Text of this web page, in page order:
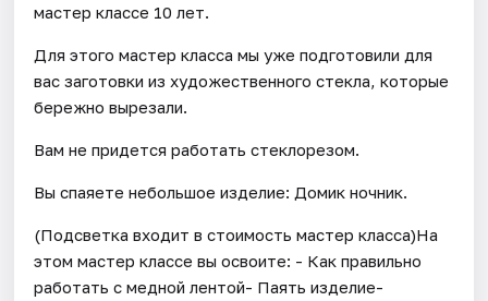
мастер классе 10 лет.
Для этого мастер класса мы уже подготовили для
вас заготовки из художественного стекла, которые
бережно вырезали.
Вам не придется работать стеклорезом.
Вы спаяете небольшое изделие: Домик ночник.
(Подсветка входит в стоимость мастер класса)На
этом мастер классе вы освоите: - Как правильно
работать с медной лентой- Паять изделие-